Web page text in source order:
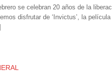
se celebran 20 años de la
disfrutar de ‘Invictus’, la